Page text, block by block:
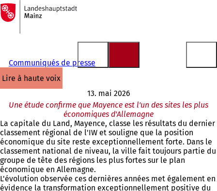
Accéder au contenu
Vers
la
page
d'accueil
Communiqués de presse
lire à haute voix
13. mai 2026
Une étude confirme que Mayence est l'un des sites les plus
économiques d'Allemagne
La capitale du Land, Mayence, classe les résultats du dernier
classement régional de l'IW et souligne que la position
économique du site reste exceptionnellement forte. Dans le
classement national de niveau, la ville fait toujours partie du
groupe de tête des régions les plus fortes sur le plan
économique en Allemagne.
L'évolution observée ces dernières années met également en
évidence la transformation exceptionnellement positive du